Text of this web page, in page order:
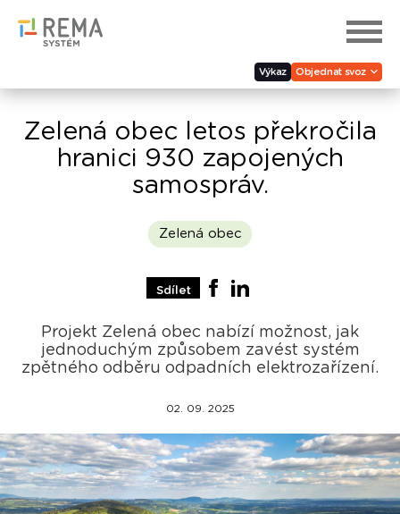
Výkaz Objednat svoz
Zelená obec letos překročila
hranici 930 zapojených
samospráv.
Zelená obec
Sdílet
Projekt Zelená obec nabízí možnost, jak
jednoduchým způsobem zavést systém
zpětného odběru odpadních elektrozařízení.
02. 09. 2025